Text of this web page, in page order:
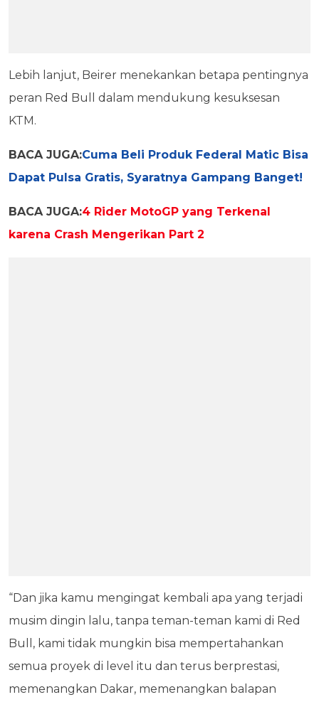
Lebih lanjut, Beirer menekankan betapa pentingnya
peran Red Bull dalam mendukung kesuksesan
KTM.
BACA JUGA:Cuma Beli Produk Federal Matic Bisa
Dapat Pulsa Gratis, Syaratnya Gampang Banget!
BACA JUGA:4 Rider MotoGP yang Terkenal
karena Crash Mengerikan Part 2
“Dan jika kamu mengingat kembali apa yang terjadi
musim dingin lalu, tanpa teman-teman kami di Red
Bull, kami tidak mungkin bisa mempertahankan
semua proyek di level itu dan terus berprestasi,
memenangkan Dakar, memenangkan balapan